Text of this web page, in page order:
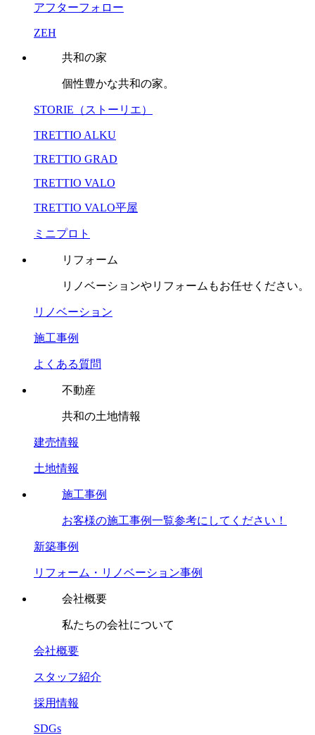
アフターフォロー
ZEH
共和の家
個性豊かな共和の家。
STORIE（ストーリエ）
TRETTIO ALKU
TRETTIO GRAD
TRETTIO VALO
TRETTIO VALO平屋
ミニプロト
リフォーム
リノベーションやリフォームもお任せください。
リノベーション
施工事例
よくある質問
不動産
共和の土地情報
建売情報
土地情報
施工事例
お客様の施工事例一覧参考にしてください！
新築事例
リフォーム・リノベーション事例
会社概要
私たちの会社について
会社概要
スタッフ紹介
採用情報
SDGs